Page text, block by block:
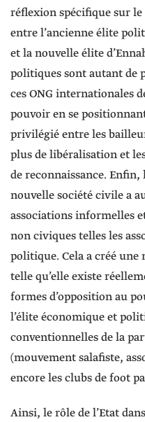
réflexion spécifique sur
entre l’ancienne élite
et la nouvelle élite
politiques sont autant de
ces ONG internationales
pouvoir en se
privilégié entre les
plus de libéralisation et
de reconnaissance.
nouvelle société civile a
associations informelles
non civiques telles les
politique. Cela a créé
telle qu’elle existe
formes d’opposition au
l’élite économique et
conventionnelles de la
(mouvement salafiste,
encore les clubs de foot
Ainsi, le rôle de l’Etat